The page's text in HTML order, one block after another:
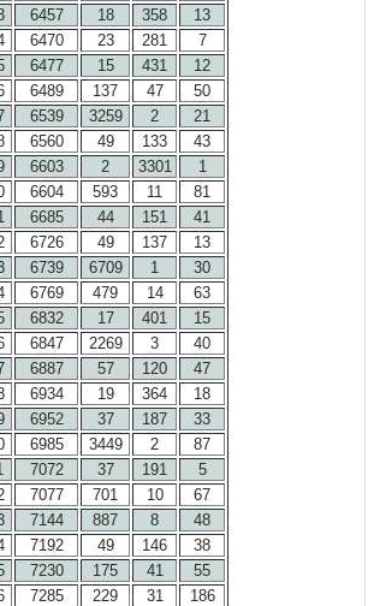
6457 18 358
13
6470 23 281
7
6477 15 431
12
6489 137 47
50
6539 3259 2
21
6560 49 133
43
6603 2 3301
1
6604 593 11
81
6685 44 151
41
6726 49 137
13
6739 6709 1
30
6769 479 14
63
6832 17 401
15
6847 2269 3
40
6887 57 120
47
6934 19 364
18
6952 37 187
33
6985 3449 2
87
7072 37 191
5
7077 701 10
67
7144 887 8
48
7192 49 146
38
7230 175 41
55
7285 229 31
186